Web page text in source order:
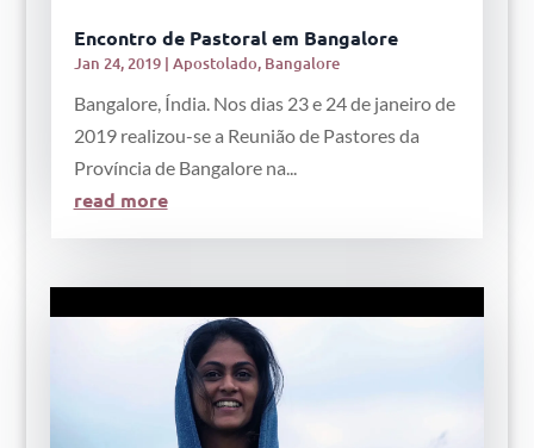
Encontro de Pastoral em Bangalore
Jan 24, 2019| Apostolado, Bangalore
Bangalore, Índia. Nos dias 23 e 24 de janeiro de
2019 realizou-se a Reunião de Pastores da
Província de Bangalore na...
read more